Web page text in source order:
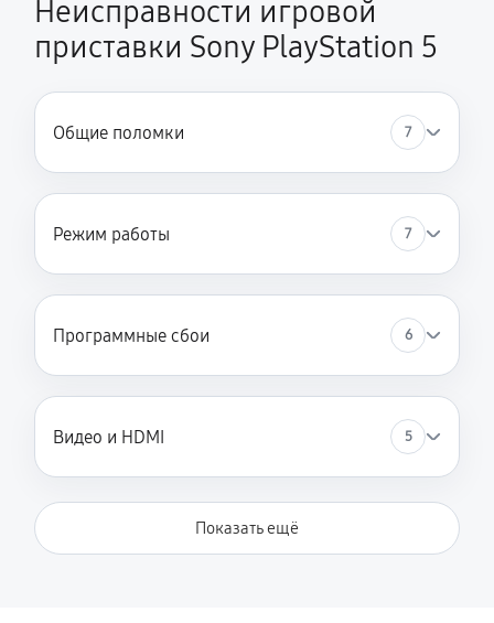
Неисправности игровой
приставки Sony PlayStation 5
Общие поломки 7
Режим работы 7
Программные сбои 6
Видео и HDMI 5
Показать ещё